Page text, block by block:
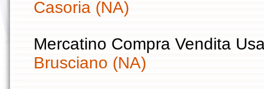
Casoria (NA)
Mercatino Compra Vendita
Brusciano (NA)